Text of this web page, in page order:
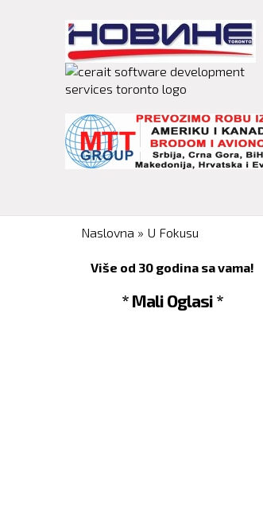
You are here
Naslovna » U Fokusu
Više od 30 godina sa vama!
* Mali Oglasi *